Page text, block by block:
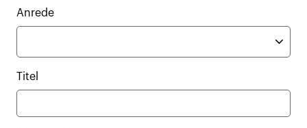
Anrede
Titel